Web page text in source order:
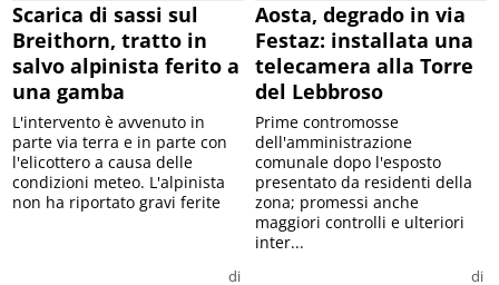
Scarica di sassi sul
Breithorn, tratto in
salvo alpinista ferito a
una gamba
di
L'intervento è avvenuto in
parte via terra e in parte con
l'elicottero a causa delle
condizioni meteo. L'alpinista
non ha riportato gravi ferite
Aosta, degrado in via
Festaz: installata una
telecamera alla Torre
del Lebbroso
di
Prime contromosse
dell'amministrazione
comunale dopo l'esposto
presentato da residenti della
zona; promessi anche
maggiori controlli e ulteriori
inter...